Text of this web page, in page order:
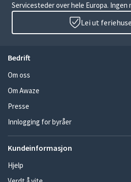
Servicesteder over hele Europa. Ingen
Lei ut
Bedrift
Om oss
Om Awaze
Presse
Innlogging for byråer
Kundeinformasjon
Hjelp